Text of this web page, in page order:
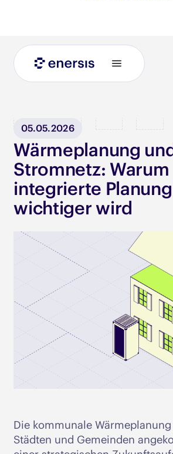
Blog
05.05.2026
Wärmeplanung
Stromnetz: Warum
integrierte
wichtiger wird
Die kommunale
Städten und Gemeinden